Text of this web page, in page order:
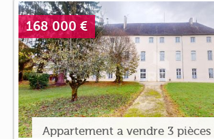
168 000 €
Appartement a vendre 3 pièces